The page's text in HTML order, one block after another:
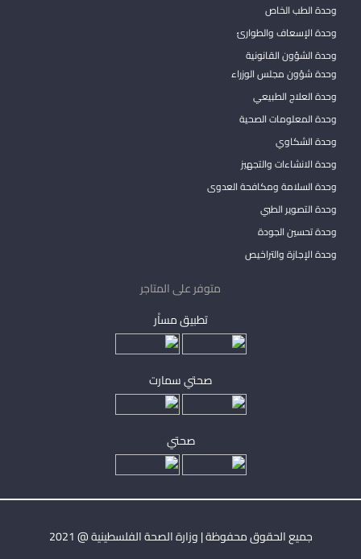
وحدة الطب الخاص
وحدة الإسعاف والطوارئ
وحدة الشؤون القانونية
وحدة شؤون مجلس الوزراء
وحدة العلاج الطبيعي
وحدة المعلومات الصحية
وحدة الشكاوي
وحدة الانشاءات والتجهيز
وحدة السلامة ومكافحة العدوى
وحدة التصوير الطبي
وحدة تحسين الجودة
وحدة الإجازة والتراخيص
متوفر على المتاجر
تطبيق مساْر
صحتي سمارت
صحتي
جميع الحقوق محفوظة | وزارة الصحة الفلسطينية @ 2021